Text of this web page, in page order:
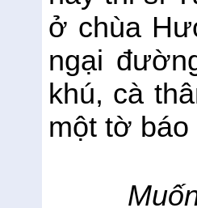
ở chùa
ngại
khú, cà
một tờ